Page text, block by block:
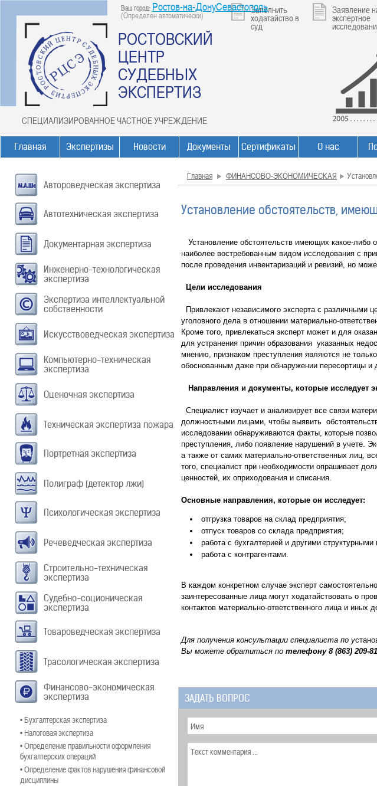
Ваш город: Ростов-на-ДонуСевастополь
(Определен автоматически)
РОСТОВСКИЙ
ЦЕНТР
СУДЕБНЫХ
ЭКСПЕРТИЗ
СПЕЦИАЛИЗИРОВАННОЕ ЧАСТНОЕ УЧРЕЖДЕНИЕ
Заполнить
ходатайство в
суд
Заявление
экспертное
Главная Экспертизы Новости Документы Сертификаты О нас
Автороведческая экспертиза
Автотехническая экспертиза
Документарная экспертиза
Инженерно-технологическая
экспертиза
Экспертиза интеллектуальной
собственности
Искусствоведческая экспертиза
Компьютерно-техническая
экспертиза
Оценочная экспертиза
Техническая экспертиза пожара
Портретная экспертиза
Полиграф (детектор лжи)
Психологическая экспертиза
Речеведческая экспертиза
Строительно-техническая
экспертиза
Судебно-соционическая
экспертиза
Товароведческая экспертиза
Трасологическая экспертиза
Финансово-экономическая
экспертиза
• Бухгалтерская экспертиза
• Налоговая экспертиза
• Определение правильности оформления
бухгалтерских операций
• Определение фактов нарушения финансовой
дисциплины
Главная ФИНАНСОВО-ЭКОНОМИЧЕСКАЯ
Установление обстоятельств,
Установление обстоятельств имеющих какое-либо
наиболее востребованным видом исследования с
после проведения инвентаризаций и ревизий, но
Цели исследования
Привлекают независимого эксперта с различными
уголовного дела в отношении материально-
Кроме того, привлекаться эксперт может и для
для устранения причин образования указанных
мнению, признаком преступления являются не
обоснованным даже при обнаружении пересортицы и
Направления и документы, которые исследует
Специалист изучает и анализирует все связи
должностными лицами, чтобы выявить
исследовании обнаруживаются факты, которые
преступления, либо появление нарушений в учете.
а также от самих материально-ответственных лиц,
того, специалист при необходимости опрашивает
ценностей, их оприходования и списания.
Основные направления, которые он исследует:
отгрузка товаров на склад предприятия;
отпуск товаров со склада предприятия;
работа с бухгалтерией и другими
работа с контрагентами.
В каждом конкретном случае эксперт
заинтересованные лица могут ходатайствовать о
контактов материально-ответственного лица и иных
Для получения консультации специалиста по у
Вы можете обратиться по телефону 8 (863) 209-
ЗАДАТЬ ВОПРОС